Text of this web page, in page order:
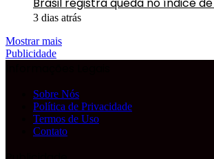
3 dias atrás
Mostrar mais
Publicidade
Sobre Nós
Política de Privacidade
Termos de Uso
Contato